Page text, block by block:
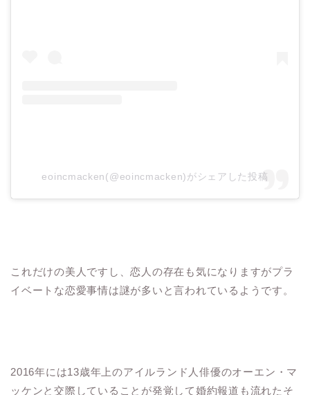
eoincmacken(@eoincmacken)がシェアした投稿
これだけの美人ですし、恋人の存在も気になりますがプラ
イベートな恋愛事情は謎が多いと言われているようです。
2016年には13歳年上のアイルランド人俳優のオーエン・マ
ッケンと交際していることが発覚して婚約報道も流れたそ